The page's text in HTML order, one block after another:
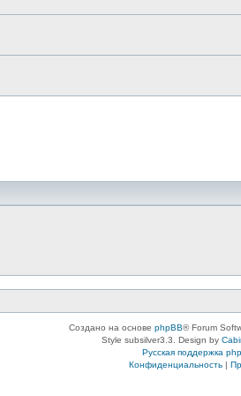
Создано на основе phpBB® Forum
Style subsilver3.3. Design by
Русская поддержка
Конфиденциальность|